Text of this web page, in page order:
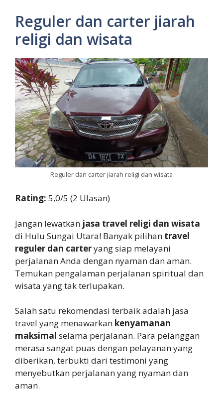
Reguler dan carter jiarah
religi dan wisata
Reguler dan carter jiarah religi dan wisata
Rating: 5,0/5 (2 Ulasan)
Jangan lewatkan jasa travel religi dan wisata
di Hulu Sungai Utara! Banyak pilihan travel
reguler dan carteryang siap melayani
perjalanan Anda dengan nyaman dan aman.
Temukan pengalaman perjalanan spiritual dan
wisata yang tak terlupakan.
Salah satu rekomendasi terbaik adalah jasa
travel yang menawarkan kenyamanan
maksimal selama perjalanan. Para pelanggan
merasa sangat puas dengan pelayanan yang
diberikan, terbukti dari testimoni yang
menyebutkan perjalanan yang nyaman dan
aman.